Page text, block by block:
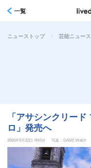
一覧
ニューストップ > 芸能ニュース
「アサシンクリー
ロ」発売へ
2026年5月22日 1時0分 写真：GAME Watch